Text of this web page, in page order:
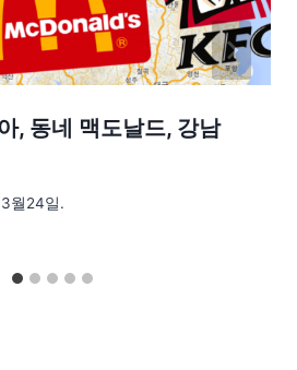
, 동네 맥도날드, 강남
월24일.